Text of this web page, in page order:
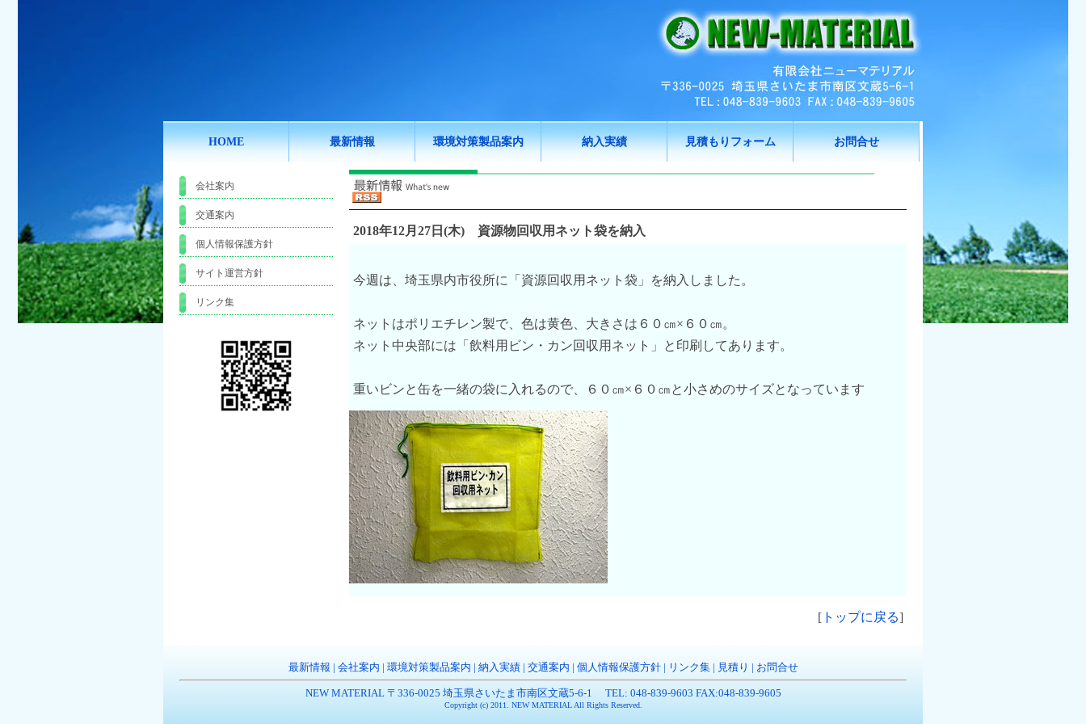
HOME 最新情報 環境対策製品案内 納入実績 見積もりフォーム お問合せ
会社案内
交通案内
個人情報保護方針
サイト運営方針
リンク集
2018年12月27日(木) 資源物回収用ネット袋を納入
今週は、埼玉県内市役所に「資源回収用ネット袋」を納入しました。
ネットはポリエチレン製で、色は黄色、大きさは６０㎝×６０㎝。
ネット中央部には「飲料用ビン・カン回収用ネット」と印刷してあります。
重いビンと缶を一緒の袋に入れるので、６０㎝×６０㎝と小さめのサイズとなっています
[ トップに戻る]
最新情報 会社案内 環境対策製品案内 納入実績| 交通案内 個人情報保護方針| リンク集| 見積り お問合せ
NEW MATERIAL 〒336-0025 埼玉県さいたま市南区文蔵5-6-1 TEL: 048-839-9603 FAX:048-839-9605
Copyright (c) 2011. NEW MATERIAL All Rights Reserved.